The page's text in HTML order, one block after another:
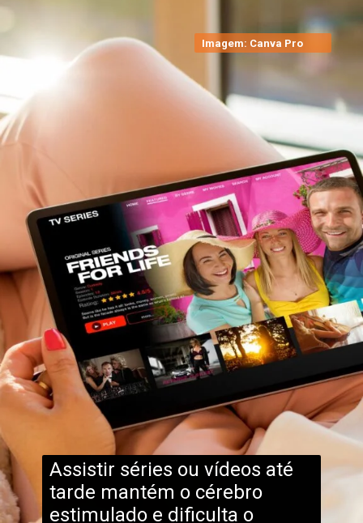
Assistir séries ou vídeos até
tarde mantém o cérebro
estimulado e dificulta o
Imagem: Canva Pro